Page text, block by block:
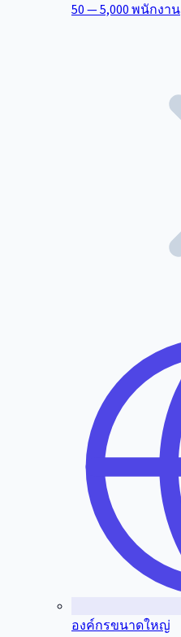
50 — 5,000 พนักงาน
องค์กรขนาดใหญ่